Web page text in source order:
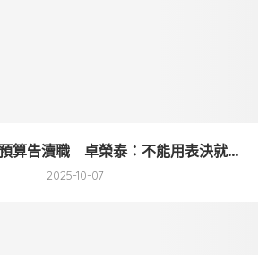
算告瀆職 卓榮泰：不能用表決就...
2025-10-07